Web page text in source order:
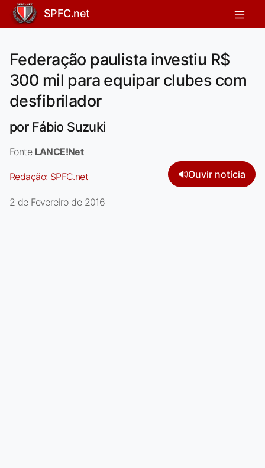
SPFC.net
Federação paulista investiu R$
300 mil para equipar clubes com
desfibrilador
por Fábio Suzuki
Fonte LANCE!Net
Redação: SPFC.net 🔊Ouvir notícia
2 de Fevereiro de 2016